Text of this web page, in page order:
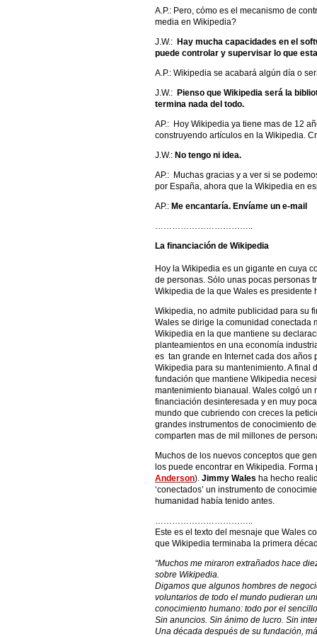
A.P.: Pero, cómo es el mecanismo de
media en Wikipedia?
J.W.: Hay mucha capacidades en el
puede controlar y supervisar lo que
A.P.: Wikipedia se acabará algún día o
J.W.: Pienso que Wikipedia será la
termina nada del todo.
AP.: Hoy Wikipedia ya tiene mas de 12
construyendo artículos en la Wikipedia.
J.W.: No tengo ni idea.
AP.: Muchas gracias y a ver si se
por España, ahora que la Wikipedia en
AP.: Me encantaría. Envíame un e-mail
……………………………..
La financiación de Wikipedia
Hoy la Wikipedia es un gigante en cuya
de personas. Sólo unas pocas personas
Wikipedia de la que Wales es presidente
Wikipedia, no admite publicidad para su
Wales se dirige la comunidad conectada
Wikipedia en la que mantiene su
planteamientos en una economía
es tan grande en Internet cada dos años
Wikipedia para su mantenimiento. A final
fundación que mantiene Wikipedia
mantenimiento bianaual. Wales colgó
financiación desinteresada y en muy
mundo que cubriendo con creces la
grandes instrumentos de conocimiento
comparten mas de mil millones de
Muchos de los nuevos conceptos que
los puede encontrar en Wikipedia. Forma
Anderson). Jimmy Wales ha hecho
‘conectados’ un instrumento de
humanidad había tenido antes.
……………………………..
Este es el texto del mesnaje que Wales
que Wikipedia terminaba la primera
“Muchos me miraron extrañados hace
sobre Wikipedia.
Digamos que algunos hombres de
voluntarios de todo el mundo pudieran
conocimiento humano: todo por el
Sin anuncios. Sin ánimo de lucro. Sin
Una década después de su fundación,